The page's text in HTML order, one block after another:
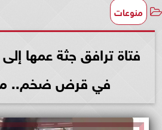
منوعات
فتاة ترافق جثة عمها
في قرض ضخم..